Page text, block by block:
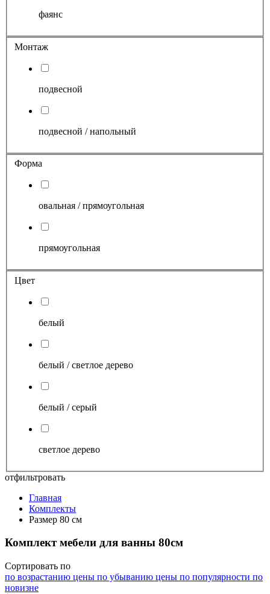
фаянс
Монтаж
подвесной
подвесной / напольный
Форма
овальная / прямоугольная
прямоугольная
Цвет
белый
белый / светлое дерево
белый / серый
светлое дерево
отфильтровать
Главная
Комплекты
Размер 80 см
Комплект мебели для ванны 80см
Сортировать по
по возрастанию цены по убыванию цены по популярности по
новизне